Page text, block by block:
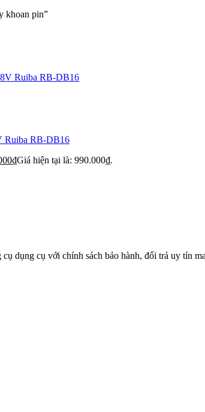
khoan pin”
Ruiba RB-DB16
₫Giá hiện tại là: 990.000₫.
dụng cụ với chính sách bảo hành, đổi trả uy tín